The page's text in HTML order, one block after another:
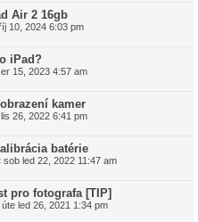
Air 2 16gb
10, 2024 6:03 pm
iPad?
15, 2023 4:57 am
kamer
26, 2022 6:41 pm
batérie
sob led 22, 2022 11:47 am
pro fotografa [TIP]
úte led 26, 2021 1:34 pm